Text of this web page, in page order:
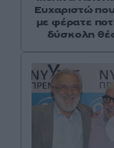
Ευχαριστώ
με φέρατε
δύσκολη